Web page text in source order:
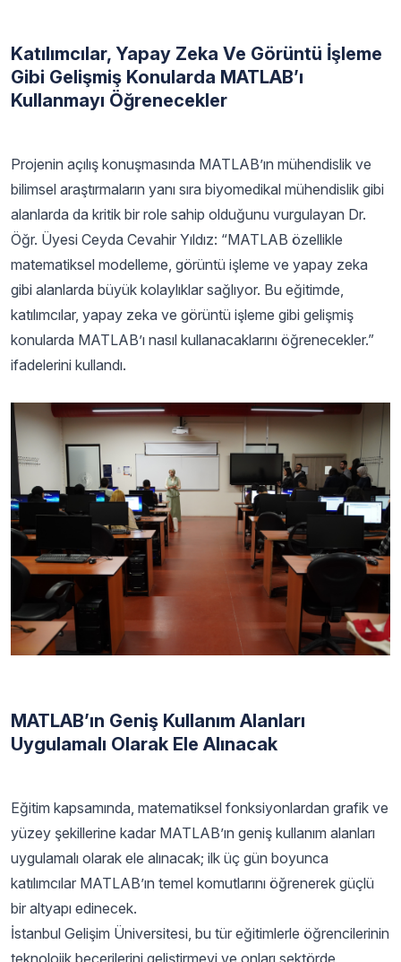
Katılımcılar, Yapay Zeka Ve Görüntü İşleme
Gibi Gelişmiş Konularda MATLAB’ı
Kullanmayı Öğrenecekler
Projenin açılış konuşmasında MATLAB’ın mühendislik ve
bilimsel araştırmaların yanı sıra biyomedikal mühendislik gibi
alanlarda da kritik bir role sahip olduğunu vurgulayan Dr.
Öğr. Üyesi Ceyda Cevahir Yıldız: “MATLAB özellikle
matematiksel modelleme, görüntü işleme ve yapay zeka
gibi alanlarda büyük kolaylıklar sağlıyor. Bu eğitimde,
katılımcılar, yapay zeka ve görüntü işleme gibi gelişmiş
konularda MATLAB’ı nasıl kullanacaklarını öğrenecekler.”
ifadelerini kullandı.
MATLAB’ın Geniş Kullanım Alanları
Uygulamalı Olarak Ele Alınacak
Eğitim kapsamında, matematiksel fonksiyonlardan grafik ve
yüzey şekillerine kadar MATLAB’ın geniş kullanım alanları
uygulamalı olarak ele alınacak; ilk üç gün boyunca
katılımcılar MATLAB’ın temel komutlarını öğrenerek güçlü
bir altyapı edinecek.
İstanbul Gelişim Üniversitesi, bu tür eğitimlerle öğrencilerinin